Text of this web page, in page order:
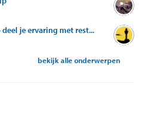
je ervaring met rest...
bekijk alle onderwerpen